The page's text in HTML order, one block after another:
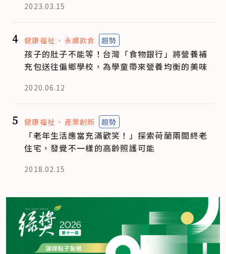
2023.03.15
4 健康福祉 永續飲食 趨勢
孩子的肚子不能等！台灣「食物銀行」將營養補
充包送往偏鄉學校，為學童帶來營養均衡的美味
2020.06.12
5 健康福祉 產業創新 趨勢
「老年生活應當充滿歡笑！」探索荷蘭兩間終老
住宅，發覺不一樣的高齡照護可能
2018.02.15